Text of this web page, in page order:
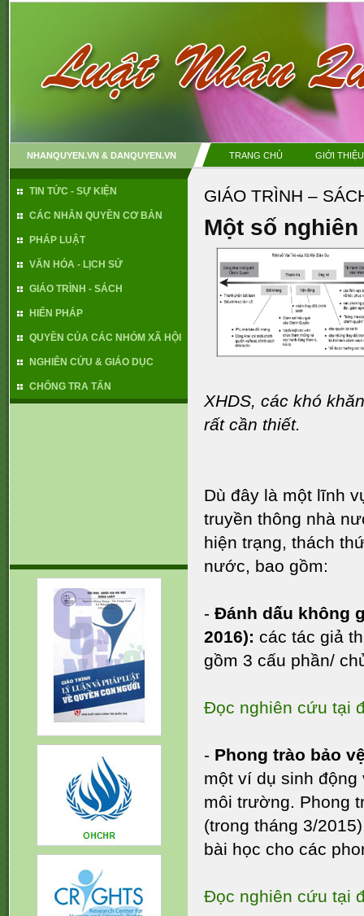
NHANQUYEN.VN & DANQUYEN.VN TRANG CHỦ GIỚI THIỆU
TIN TỨC - SỰ KIỆN
CÁC NHÂN QUYỀN CƠ BẢN
PHÁP LUẬT
VĂN HÓA - LỊCH SỬ
GIÁO TRÌNH - SÁCH
HIẾN PHÁP
QUYỀN CỦA CÁC NHÓM XÃ HỘI
NGHIÊN CỨU & GIÁO DỤC
CHỐNG TRA TẤN
Uỷ ban Nhân quyền LHQ
kết luận về Việt Nam - 2025
(1)
10 câu trích dẫn về sức
mạnh của Giáo dục Nhân
quyền
Đại hội Thế giới về tình
trạng mất tích cưỡng bức
lần thứ 1 (tháng 1/2025)
VỚI VIỆT NAM TẠI UPR -
GIÁO TRÌNH –
Một số
XHDS, các khó
rất cần thiết.
Dù đây là một lĩnh
truyền thông nhà
hiện trạng, thách
nước, bao gồm:
- Đánh dấu không
2016): các tác giả
gồm 3 cấu phần/
Đọc nghiên cứu tại
- Phong trào bảo
một ví dụ sinh
môi trường. Phong
(trong tháng 3/
bài học cho các
Đọc nghiên cứu tại